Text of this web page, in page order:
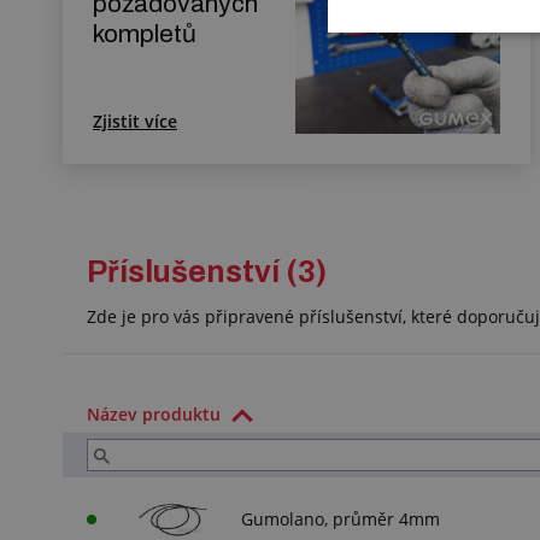
kompletů
Zjistit více
Příslušenství (3)
Zde je pro vás připravené příslušenství, které
Název produktu
Gumolano, průměr 4mm